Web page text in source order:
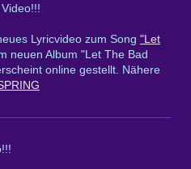
Lyricvideo zum Song "Let
neuen Album "Let The Bad
online gestellt. Nähere